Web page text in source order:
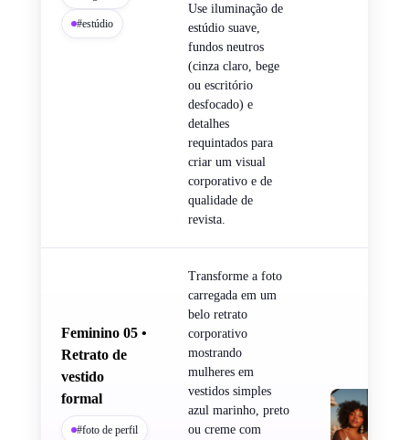
#estúdio
Use iluminação de
estúdio suave,
fundos neutros
(cinza claro, bege
ou escritório
desfocado) e
detalhes
requintados para
criar um visual
corporativo e de
qualidade de
revista.
Feminino 05 •
Retrato de
vestido
formal
#foto de perfil
Transforme a foto
carregada em um
belo retrato
corporativo
mostrando
mulheres em
vestidos simples
azul marinho, preto
ou creme com